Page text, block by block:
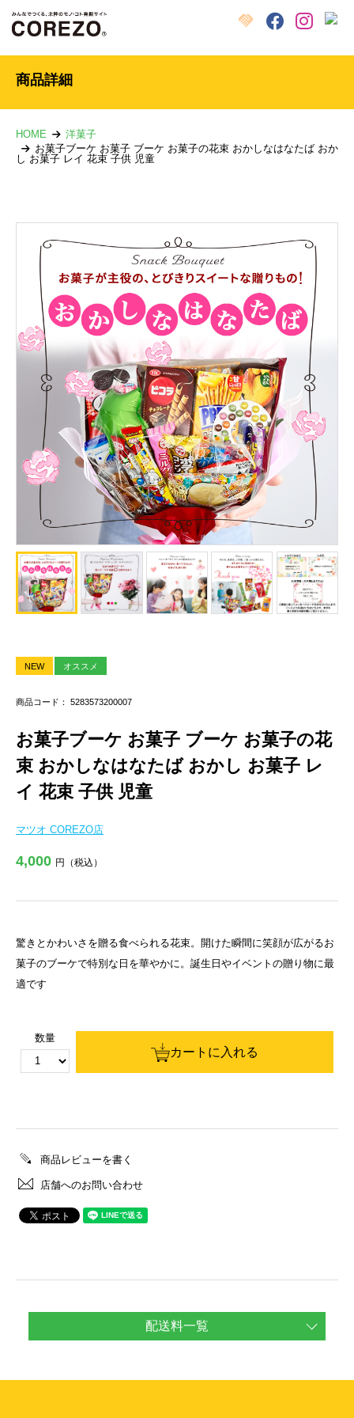
クラウドファンディング
FacebookInstagram
X
商品詳細
HOME
洋菓子
お菓子ブーケ お菓子 ブーケ お菓子の花束 おかしなはなたば おか
し お菓子 レイ 花束 子供 児童
NEW オススメ
商品コード： 5283573200007
お菓子ブーケ お菓子 ブーケ お菓子の花
束 おかしなはなたば おかし お菓子 レ
イ 花束 子供 児童
マツオ COREZO店
4,000 円（税込）
驚きとかわいさを贈る食べられる花束。開けた瞬間に笑顔が広がるお
菓子のブーケで特別な日を華やかに。誕生日やイベントの贈り物に最
適です
数量
カートに入れる
商品レビューを書く
店舗へのお問い合わせ
配送料一覧